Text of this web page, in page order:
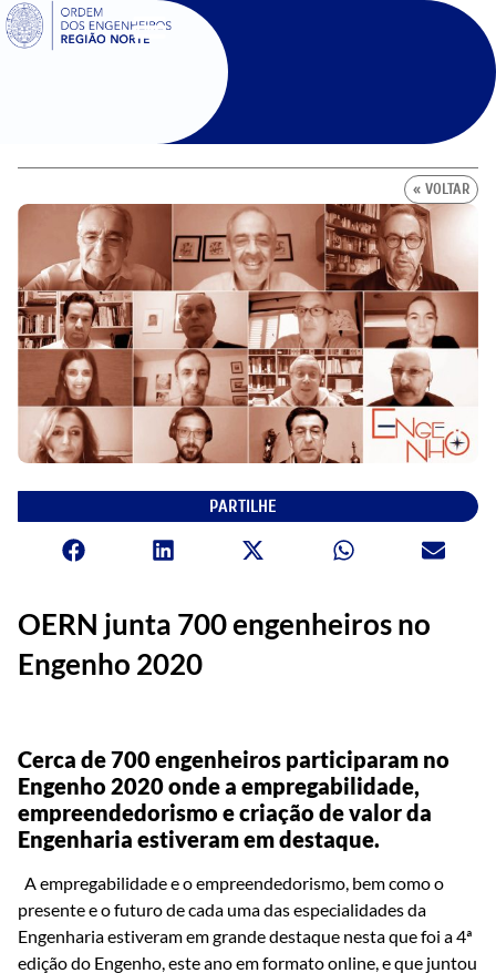
SIGOE
« VOLTAR
PARTILHE
OERN junta 700 engenheiros no
Engenho 2020
Cerca de 700 engenheiros participaram no
Engenho 2020 onde a empregabilidade,
empreendedorismo e criação de valor da
Engenharia estiveram em destaque.
A empregabilidade e o empreendedorismo, bem como o
presente e o futuro de cada uma das especialidades da
Engenharia estiveram em grande destaque nesta que foi a 4ª
edição do Engenho, este ano em formato online, e que juntou